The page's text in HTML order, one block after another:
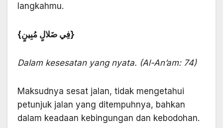
langkahmu.
{فِي ضَلالٍ مُبِينٍ}
Dalam kesesatan yang nyata. (Al-An’am: 74)
Maksudnya sesat jalan, tidak mengetahui
petunjuk jalan yang ditem­puhnya, bahkan
dalam keadaan kebingungan dan kebodohan.